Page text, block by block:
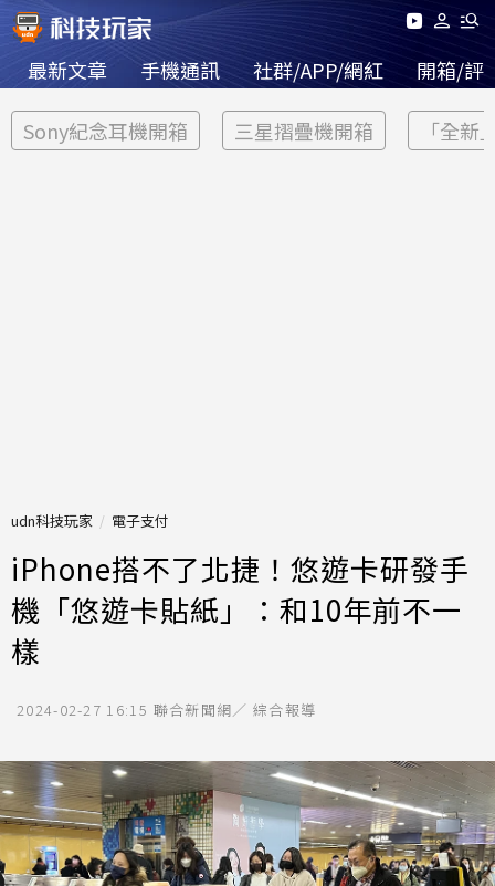
最新文章 手機通訊 社群/APP/網紅 開箱/評
Sony紀念耳機開箱 三星摺疊機開箱 「全新
udn科技玩家 電子支付
iPhone搭不了北捷！悠遊卡研發手
機「悠遊卡貼紙」：和10年前不一
樣
2024-02-27 16:15 聯合新聞網／ 綜合報導